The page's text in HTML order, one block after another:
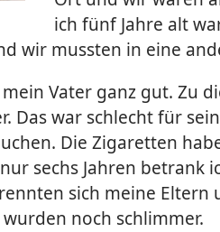
ich fünf Jahre alt
wir mussten in eine
Vater ganz gut. Zu
Das war schlecht für
Die Zigaretten
sechs Jahren betrank
sich meine Eltern
noch schlimmer.